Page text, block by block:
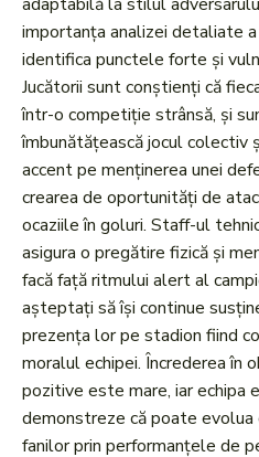
adaptabilă la stilul
importanța analizei detaliate
identifica punctele forte și
Jucătorii sunt conștienți că
într-o competiție strânsă, și
îmbunătățească jocul colectiv
accent pe menținerea unei
crearea de oportunități de
ocaziile în goluri. Staff-ul
asigura o pregătire fizică și
facă față ritmului alert al
așteptați să își continue
prezența lor pe stadion fiind
moralul echipei. Încrederea în
pozitive este mare, iar echipa
demonstreze că poate evolua
fanilor prin performanțele de